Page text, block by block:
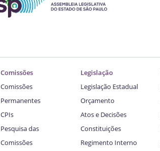
Comissões
Comissões
Permanentes
CPIs
Pesquisa das
Comissões
Legislação
Legislação Estadual
Orçamento
Atos e Decisões
Constituições
Regimento Interno